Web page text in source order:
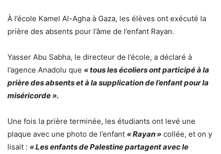
À l’école Kamel Al-Agha à Gaza, les élèves ont exécuté la
prière des absents pour l’âme de l’enfant Rayan.
Yasser Abu Sabha, le directeur de l’école, a déclaré à
l’agence Anadolu que « tous les écoliers ont participé à la
prière des absents et à la supplication de l’enfant pour la
miséricorde ».
Une fois la prière terminée, les étudiants ont levé une
plaque avec une photo de l’enfant « Rayan » collée, et on y
lisait : « Les enfants de Palestine partagent avec le